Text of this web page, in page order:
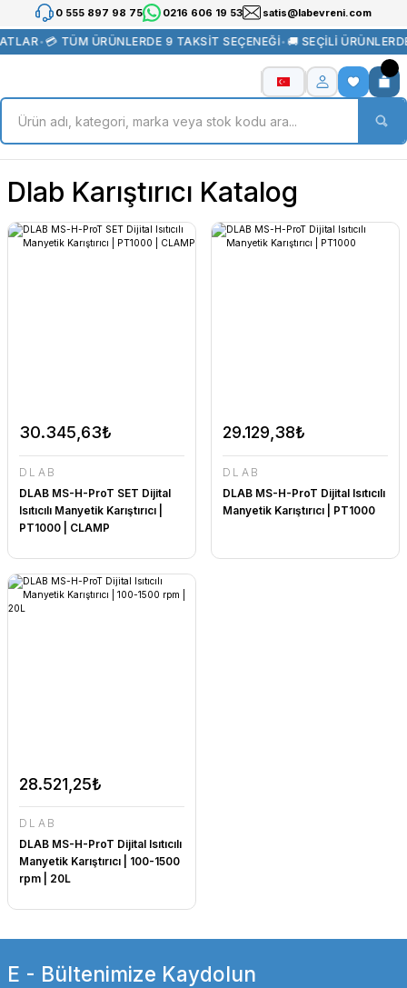
0 555 897 98 75 0216 606 19 53 satis@labevreni.com
•💳 TÜM ÜRÜNLERDE 9 TAKSİT SEÇENEĞİ•🚚 SEÇİLİ
Dlab Karıştırıcı Katalog
30.345,63₺
DLAB
DLAB MS-H-ProT SET Dijital
Isıtıcılı Manyetik Karıştırıcı |
PT1000 | CLAMP
29.129,38₺
DLAB
DLAB MS-H-ProT Dijital Isıtıcılı
Manyetik Karıştırıcı | PT1000
28.521,25₺
DLAB
DLAB MS-H-ProT Dijital Isıtıcılı
Manyetik Karıştırıcı | 100-1500
rpm | 20L
E - Bültenimize Kaydolun